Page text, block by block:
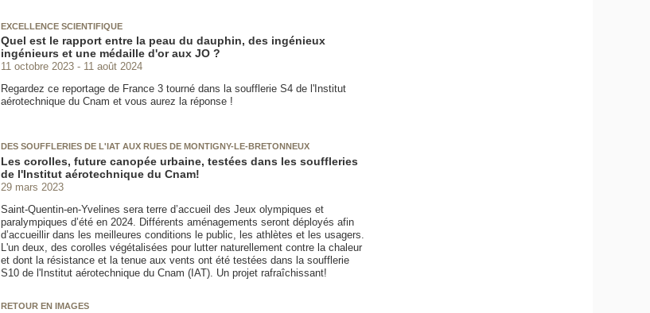
EXCELLENCE SCIENTIFIQUE
Quel est le rapport entre la peau du dauphin, des ingénieux
ingénieurs et une médaille d'or aux JO ?
11 octobre 2023
11 août 2024
Regardez ce reportage de France 3 tourné dans la soufflerie S4 de l'Institut
aérotechnique du Cnam et vous aurez la réponse !
DES SOUFFLERIES DE L'IAT AUX RUES DE MONTIGNY-LE-BRETONNEUX
Les corolles, future canopée urbaine, testées dans les souffleries
de l'Institut aérotechnique du Cnam!
29 mars 2023
Saint-Quentin-en-Yvelines sera terre d’accueil des Jeux olympiques et
paralympiques d’été en 2024. Différents aménagements seront déployés afin
d’accueillir dans les meilleures conditions le public, les athlètes et les usagers.
L'un deux, des corolles végétalisées pour lutter naturellement contre la chaleur
et dont la résistance et la tenue aux vents ont été testées dans la soufflerie
S10 de l'Institut aérotechnique du Cnam (IAT). Un projet rafraîchissant!
RETOUR EN IMAGES